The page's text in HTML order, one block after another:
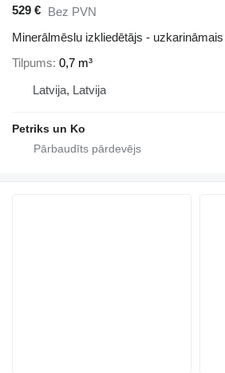
529 € Bez PVN
Minerālmēslu izkliedētājs -
Tilpums 0,7 m³
Latvija, Latvija
Petriks un Ko